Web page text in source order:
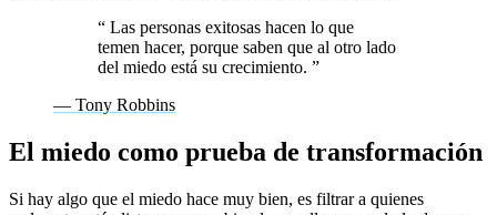
“ Las personas exitosas hacen lo que
temen hacer, porque saben que al otro lado
del miedo está su crecimiento. ”
— Tony Robbins
El miedo como prueba de transformación
Si hay algo que el miedo hace muy bien, es filtrar a quienes